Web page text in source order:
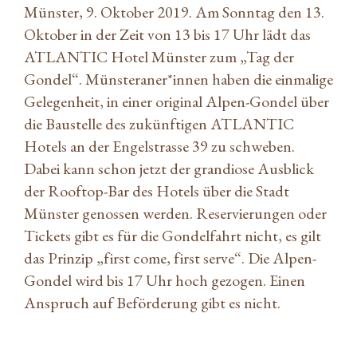
Münster, 9. Oktober 2019. Am Sonntag den 13.
Oktober in der Zeit von 13 bis 17 Uhr lädt das
ATLANTIC Hotel Münster zum „Tag der
Gondel“. Münsteraner*innen haben die einmalige
Gelegenheit, in einer original Alpen-Gondel über
die Baustelle des zukünftigen ATLANTIC
Hotels an der Engelstrasse 39 zu schweben.
Dabei kann schon jetzt der grandiose Ausblick
der Rooftop-Bar des Hotels über die Stadt
Münster genossen werden. Reservierungen oder
Tickets gibt es für die Gondelfahrt nicht, es gilt
das Prinzip „first come, first serve“. Die Alpen-
Gondel wird bis 17 Uhr hoch gezogen. Einen
Anspruch auf Beförderung gibt es nicht.